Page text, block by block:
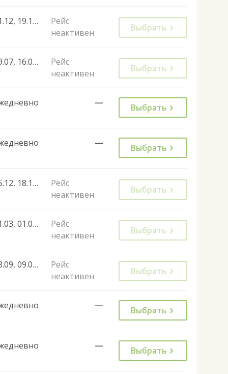
21.12, 19.12, 20.12, 22.12
Рейс
неактивен
Выбрать
09.07, 16.07, 23.07, 30.07
Рейс
неактивен
Выбрать
— Выбрать
— Выбрать
15.12, 18.12, 19.12, 20.12, 21.12, 22.12, 27.12, 28.12, 29.12, 05.01, 06.01, 07.01, 10.01, 13.01, 14.01, 15.01
Рейс
неактивен
Выбрать
31.03, 01.04, 02.04, 03.04, 04.04, 05.04, 14.04, 15.04, 16.04, 17.04, 18.04, 22.04, 23.04, 28.04, 29.04, 06.05, 07.05, 08.05, 09.05, 10.05, 12.05, 13.05, 14.05, 15.05, 16.05, 17.05, 19.05, 20.05, 21.05, 22.05, 23.05, 24.05, 26.05, 27.05, 28.05, 29.05, 30.05, 31.05, 02.06, 03.06, 04.06, 05.06, 06.06, 07.06, 09.06, 10.06, 11.06, 12.06, 13.06, 14.06, 16.06, 17.06, 18.06, 19.06, 20.06, 21.06, 23.06, 24.06, 25.06, 26.06, 27.06, 28.06, 30.06, 01.07, 02.07, 03.07, 04.07, 05.07, 07.07, 08.07, 09.07, 10.07, 11.07, 12.07, 14.07, 15.07, 16.07, 17.07, 18.07, 19.07, 21.07, 22.07, 23.07, 24.07, 25.07, 26.07, 28.07, 29.07, 30.07, 31.07, 01.08, 02.08, 04.08, 05.08, 06.08, 07.08, 08.08, 09.08, 11.08, 12.08, 13.08, 14.08, 15.08, 16.08, 18.08, 19.08, 20.08, 21.08, 22.08, 23.08, 25.08, 26.08, 27.08, 28.08, 29.08, 30.08
Рейс
неактивен
Выбрать
08.09, 09.09, 12.09, 13.09, 15.09, 16.09, 19.09, 20.09, 22.09, 23.09, 26.09, 27.09, 29.09, 30.09
Рейс
неактивен
Выбрать
— Выбрать
— Выбрать